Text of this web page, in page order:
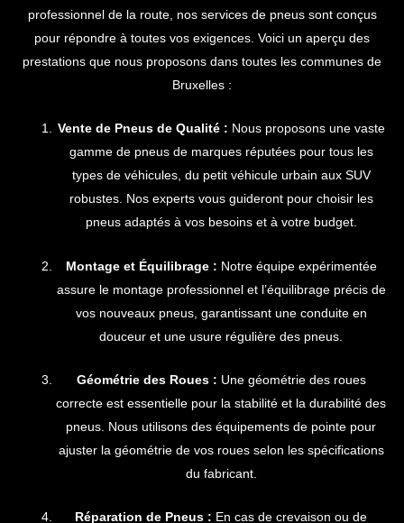
professionnel de la route, nos services de pneus sont conçus
pour répondre à toutes vos exigences. Voici un aperçu des
prestations que nous proposons dans toutes les communes de
Bruxelles :
Vente de Pneus de Qualité : Nous proposons une vaste
gamme de pneus de marques réputées pour tous les
types de véhicules, du petit véhicule urbain aux SUV
robustes. Nos experts vous guideront pour choisir les
pneus adaptés à vos besoins et à votre budget.
Montage et Équilibrage : Notre équipe expérimentée
assure le montage professionnel et l’équilibrage précis de
vos nouveaux pneus, garantissant une conduite en
douceur et une usure régulière des pneus.
Géométrie des Roues : Une géométrie des roues
correcte est essentielle pour la stabilité et la durabilité des
pneus. Nous utilisons des équipements de pointe pour
ajuster la géométrie de vos roues selon les spécifications
du fabricant.
Réparation de Pneus : En cas de crevaison ou de